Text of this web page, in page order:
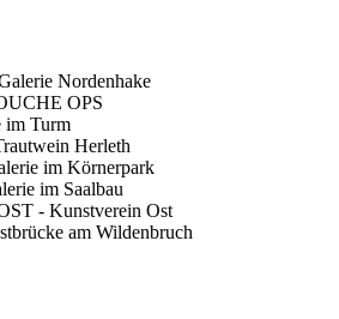
Nordenhake
OPS
im Turm
Herleth
im Körnerpark
im Saalbau
- Kunstverein Ost
am Wildenbruch